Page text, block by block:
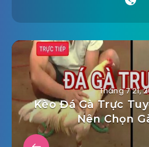
Tháng 7 21,
Kèo Đá Gà Trực
Nên Chọn